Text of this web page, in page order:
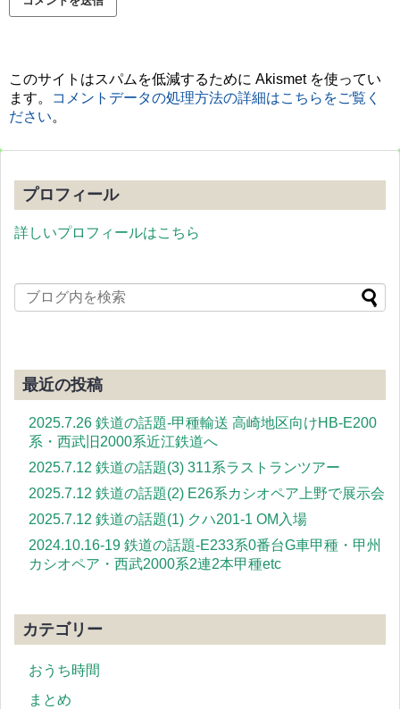
このサイトはスパムを低減するために Akismet を使ってい
ます。
コメントデータの処理方法の詳細はこちらをご覧く
ださい。
プロフィール
詳しいプロフィールはこちら
最近の投稿
2025.7.26 鉄道の話題-甲種輸送 高崎地区向けHB-E200
系・西武旧2000系近江鉄道へ
2025.7.12 鉄道の話題(3) 311系ラストランツアー
2025.7.12 鉄道の話題(2) E26系カシオペア上野で展示会
2025.7.12 鉄道の話題(1) クハ201-1 OM入場
2024.10.16-19 鉄道の話題-E233系0番台G車甲種・甲州
カシオペア・西武2000系2連2本甲種etc
カテゴリー
おうち時間
まとめ